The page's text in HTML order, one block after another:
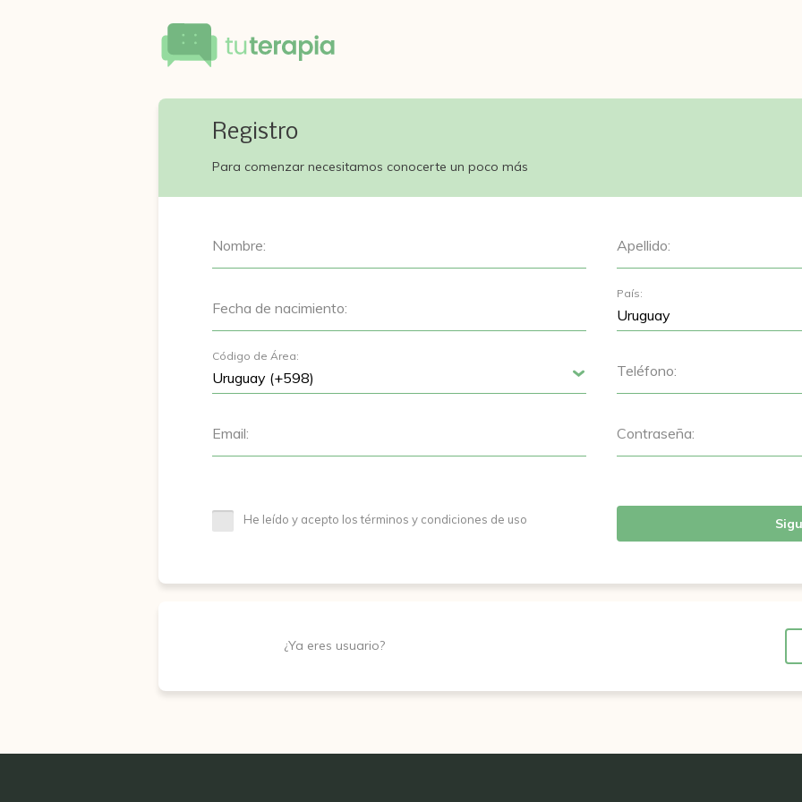
Registro
Para comenzar necesitamos conocerte un poco más
Nombre: Apellido:
Fecha de nacimiento:
País:
Código de Área:
Teléfono:
Email: Contraseña:
He leído y acepto los términos y condiciones de uso
¿Ya eres usuario?